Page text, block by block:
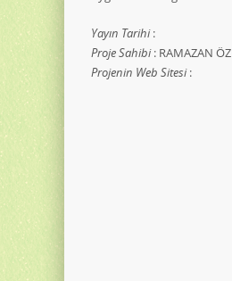
Yayın Tarihi:
Proje Sahibi: RAMAZAN ÖZ
Projenin Web Sitesi: